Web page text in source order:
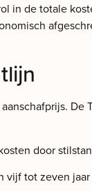
in de totale
door
tot zeven